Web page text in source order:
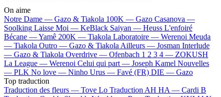
On aime
Notre Dame — Gazo & Tiakola 100K — Gazo Casanova —
Soolking Laisse Moi — KeBlack Saiyan — Heuss L'enfoiré
Bécane —Yamê 200K — Tiakola Laboratoire — Werenoi Meuda
— Tiakola Outro — Gazo & Tiakola Ailleurs — Josman Interlude
— Gazo & Tiakola Overdrive — Ofenbach 1 2 3 4 — ZOKUSH
La League — Werenoi Celui qui part — Joseph Kamel Nouvelles
— PLK No love — Ninho Urus — Favé (FR) DIE — Gazo
Top traduction
Traduction des fleurs — Tove Lo Traduction AH HA — Cardi B